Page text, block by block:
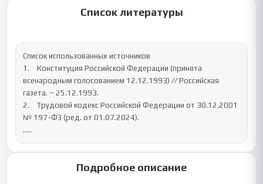
Список литературы
Список использованных источников
1.	Конституция Российской Федерации (принята
всенародным голосованием 12.12.1993) // Российская
газета. – 25.12.1993.
2.	Трудовой кодекс Российской Федерации от 30.12.2001
№ 197-ФЗ (ред. от 01.07.2024).
.....
Подробное описание